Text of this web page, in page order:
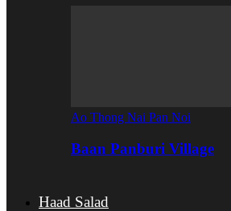
Ao Thong Nai Pan Noi
Baan Panburi Village
Haad Salad